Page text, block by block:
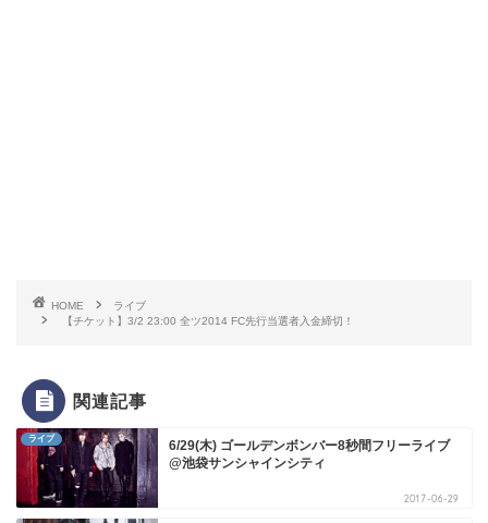
HOME
ライブ
【チケット】3/2 23:00 全ツ2014 FC先行当選者入金締切！
関連記事
ライブ
6/29(木) ゴールデンボンバー8秒間フリーライブ
@池袋サンシャインシティ
2017-06-29